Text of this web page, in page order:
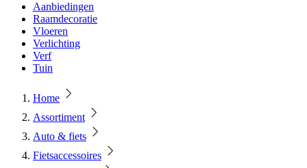
Aanbiedingen
Raamdecoratie
Vloeren
Verlichting
Verf
Tuin
Home
Assortiment
Auto & fiets
Fietsaccessoires